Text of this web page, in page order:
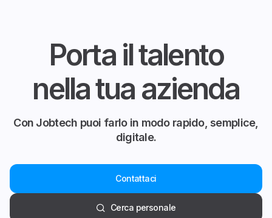
Porta il talento
nella tua azienda
Con Jobtech puoi farlo in modo rapido, semplice,
digitale.
Contattaci
Cerca personale